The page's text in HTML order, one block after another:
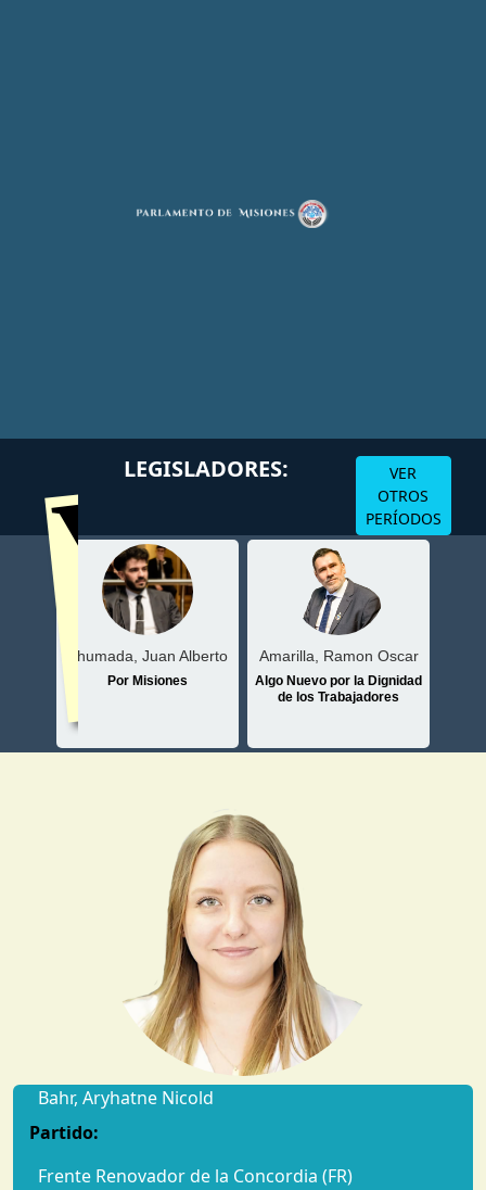
Volver
LEGISLADORES:
VER
OTROS
PERÍODOS
Ahumada, Juan Alberto
Por Misiones
Amarilla, Ramon Oscar
Algo Nuevo por la Dignidad
de los Trabajadores
Bahr, Aryhatne Nicold
Partido:
Frente Renovador de la Concordia (FR)